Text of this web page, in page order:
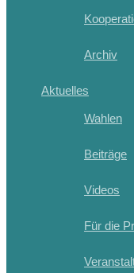
Archiv
Aktuelles
Wahlen
Beiträge
Videos
Für die